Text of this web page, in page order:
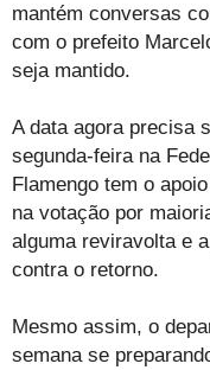
mantém conversas
com o prefeito
seja mantido.
A data agora precisa
segunda-feira na
Flamengo tem o
na votação por
alguma reviravolta e
contra o retorno.
Mesmo assim, o
semana se